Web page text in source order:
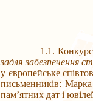
1.1. Конкурс
задля забезпечення
у європейське
письменників:
пам’ятних дат і